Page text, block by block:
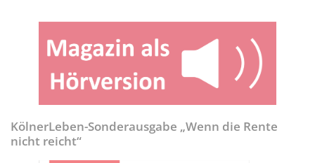
KölnerLeben-Sonderausgabe „Wenn die Rente
nicht reicht“